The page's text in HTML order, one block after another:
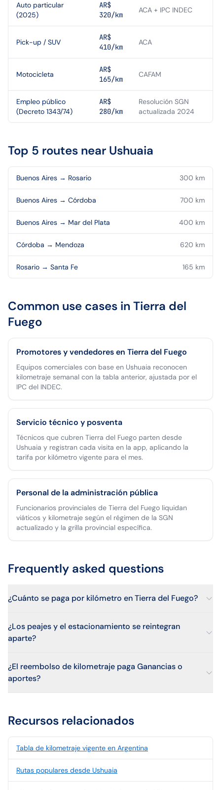
Auto particular
(2025)
AR$
320/km
ACA + IPC INDEC
Pick-up / SUV
AR$
410/km
ACA
Motocicleta
AR$
165/km
CAFAM
Empleo público
(Decreto 1343/74)
AR$
280/km
Resolución SGN
actualizada 2024
Top 5 routes near Ushuaia
Buenos Aires → Rosario 300 km
Buenos Aires → Córdoba 700 km
Buenos Aires → Mar del Plata 400 km
Córdoba → Mendoza 620 km
Rosario → Santa Fe 165 km
Common use cases in Tierra del
Fuego
Promotores y vendedores en Tierra del Fuego
Equipos comerciales con base en Ushuaia reconocen
kilometraje semanal con la tabla anterior, ajustada por el
IPC del INDEC.
Servicio técnico y posventa
Técnicos que cubren Tierra del Fuego parten desde
Ushuaia y registran cada visita en la app, aplicando la
tarifa por kilómetro vigente para el mes.
Personal de la administración pública
Funcionarios provinciales de Tierra del Fuego liquidan
viáticos y kilometraje según el régimen de la SGN
actualizado y la grilla provincial específica.
Frequently asked questions
¿Cuánto se paga por kilómetro en Tierra del Fuego?
¿Los peajes y el estacionamiento se reintegran
aparte?
¿El reembolso de kilometraje paga Ganancias o
aportes?
Recursos relacionados
Tabla de kilometraje vigente en Argentina
Rutas populares desde Ushuaia